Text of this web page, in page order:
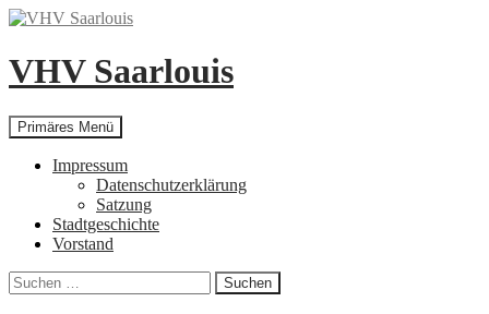
Zum
springen
VHV Saarlouis
Suchen
Primäres Menü
Impressum
Datenschutzerklärung
Satzung
Stadtgeschichte
Vorstand
Suchen
nach: